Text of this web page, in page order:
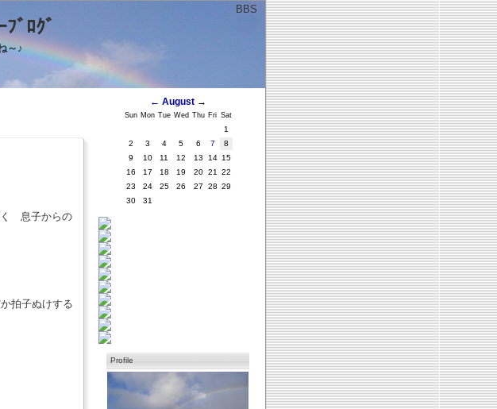
BBS
ﾊｯﾋﾟｰﾌﾞﾛｸﾞ
～♪
く 息子からの
拍子ぬけする
← August→
Sun Mon Tue Wed Thu Fri Sat
1
2
3 4 5 6 7
8
9
10 11 12 13 14 15
16
17 18 19 20 21
22
23
24 25 26 27 28 29
30
31
Profile